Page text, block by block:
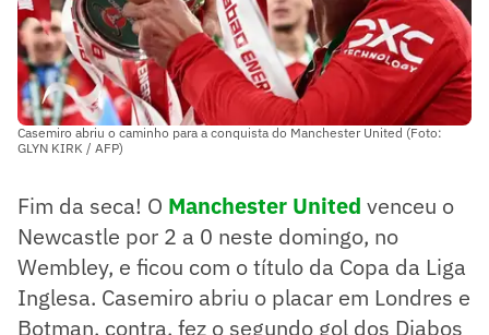
Casemiro abriu o caminho para a conquista do Manchester United (Foto:
GLYN KIRK / AFP)
Fim da seca! O Manchester United venceu o
Newcastle por 2 a 0 neste domingo, no
Wembley, e ficou com o título da Copa da Liga
Inglesa. Casemiro abriu o placar em Londres e
Botman, contra, fez o segundo gol dos Diabos